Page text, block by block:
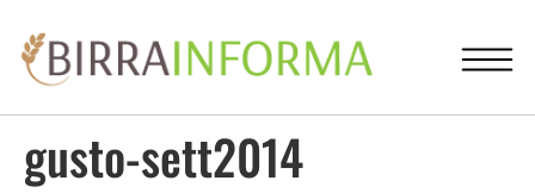
gusto-sett2014